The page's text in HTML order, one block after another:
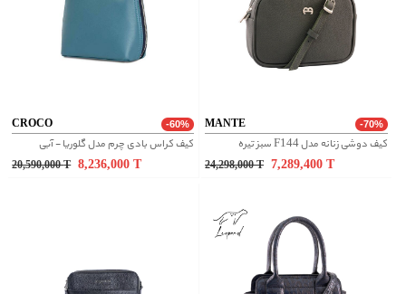
CROCO -60%
کیف کراس بادی چرم مدل گلوریا - آبی
20,590,000 T 8,236,000
MANTE -70%
کیف دوشی زنانه مدل F144 سبز تیره
24,298,000 T 7,289,400